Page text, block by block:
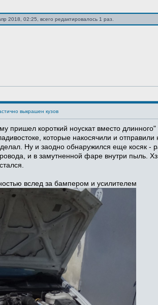
2018, 02:25, всего редактировалось 1 раз.
выкрашен кузов
пришел короткий ноускат вместо
которые накосячили и
Ну и заодно обнаружился еще косяк
и в замутненной фаре внутри пыль.
вслед за бампером и усилителем